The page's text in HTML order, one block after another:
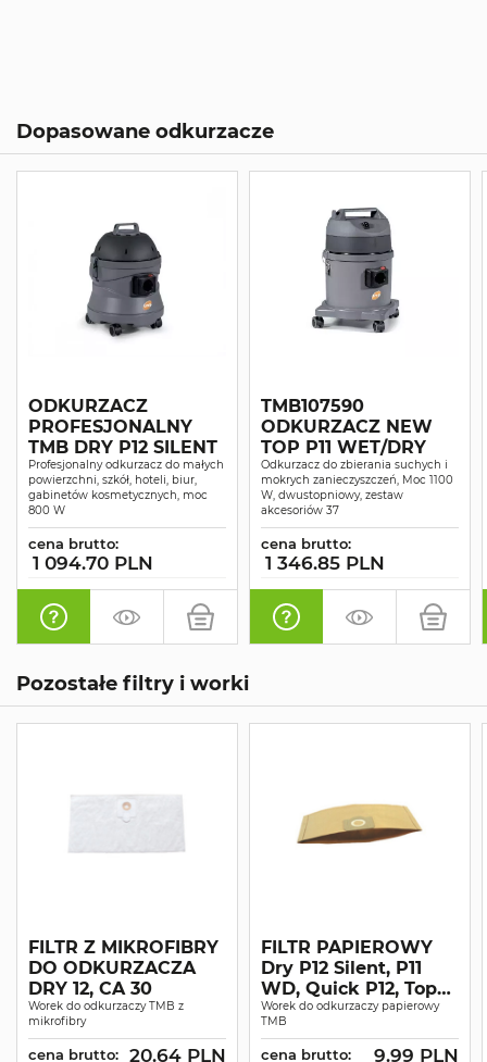
Dopasowane odkurzacze
ODKURZACZ
PROFESJONALNY
TMB DRY P12 SILENT
Profesjonalny odkurzacz do małych
powierzchni, szkół, hoteli, biur,
gabinetów kosmetycznych, moc
800 W
cena brutto:
1 094.70 PLN
TMB107590
ODKURZACZ NEW
TOP P11 WET/DRY
Odkurzacz do zbierania suchych i
mokrych zanieczyszczeń, Moc 1100
W, dwustopniowy, zestaw
akcesoriów 37
cena brutto:
1 346.85 PLN
Pozostałe filtry i worki
FILTR Z MIKROFIBRY
DO ODKURZACZA
DRY 12, CA 30
Worek do odkurzaczy TMB z
mikrofibry
cena brutto: 20.64 PLN
FILTR PAPIEROWY
Dry P12 Silent, P11
WD, Quick P12, Top
Ext P12
Worek do odkurzaczy papierowy
TMB
cena brutto: 9.99 PLN